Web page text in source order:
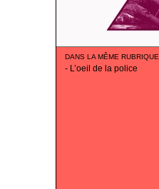
DANS LA MÊME RUBRIQUE
- L’oeil de la police